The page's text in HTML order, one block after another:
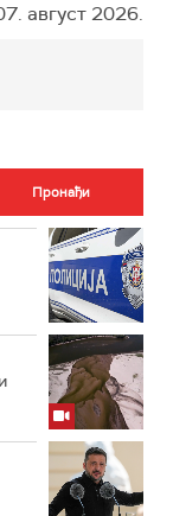
август 2026.